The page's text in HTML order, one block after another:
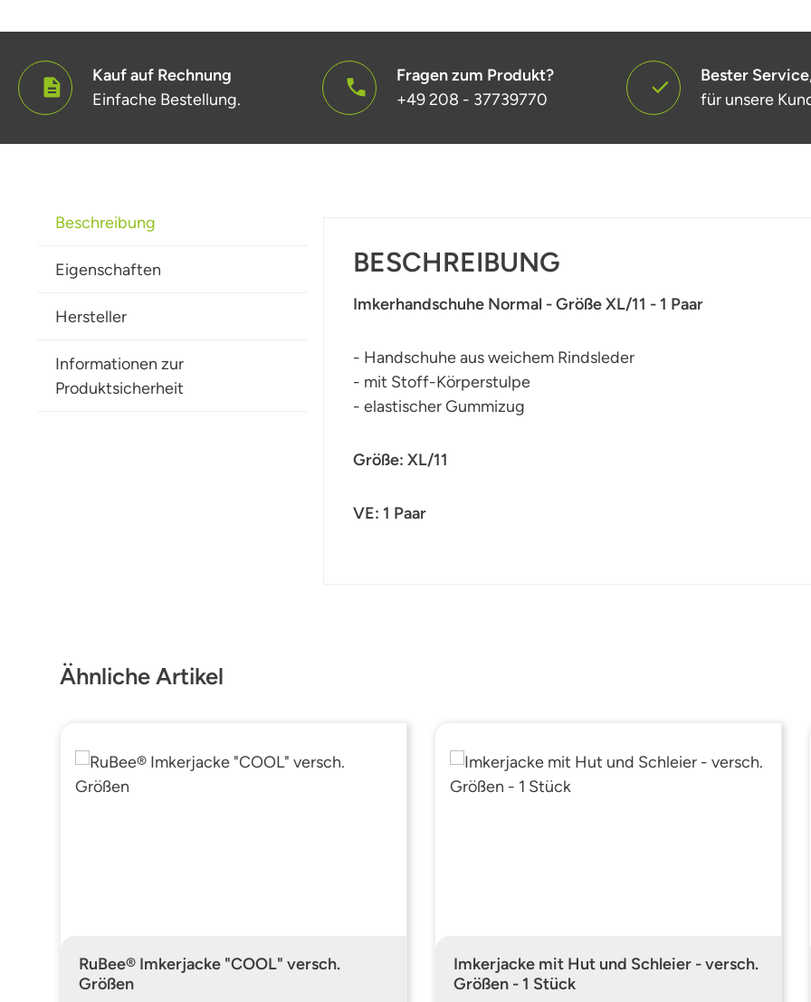
Kauf auf Rechnung
Einfache Bestellung.
Fragen zum Produkt?
+49 208 - 37739770
Bester
für unsere
Beschreibung
Eigenschaften
Hersteller
Informationen zur
Produktsicherheit
BESCHREIBUNG
Imkerhandschuhe Normal - Größe XL/11 - 1 Paar
- Handschuhe aus weichem Rindsleder
- mit Stoff-Körperstulpe
- elastischer Gummizug
Größe: XL/11
VE: 1 Paar
Produktgalerie überspringen
Ähnliche Artikel
RuBee® Imkerjacke "COOL" versch.
Größen
Imkerjacke mit Hut und Schleier - versch.
Größen - 1 Stück